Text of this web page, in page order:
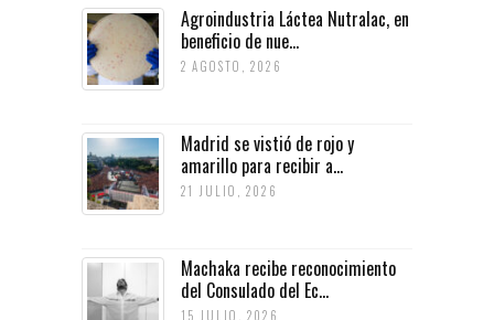
Agroindustria Láctea Nutralac, en
beneficio de nue...
2 AGOSTO, 2026
Madrid se vistió de rojo y
amarillo para recibir a...
21 JULIO, 2026
Machaka recibe reconocimiento
del Consulado del Ec...
15 JULIO, 2026